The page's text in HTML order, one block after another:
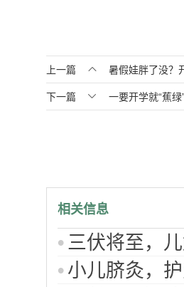
上一篇  暑假娃胖了没？
下一篇  一要开学就“蕉
相关信息
三伏将至，
小儿脐灸，